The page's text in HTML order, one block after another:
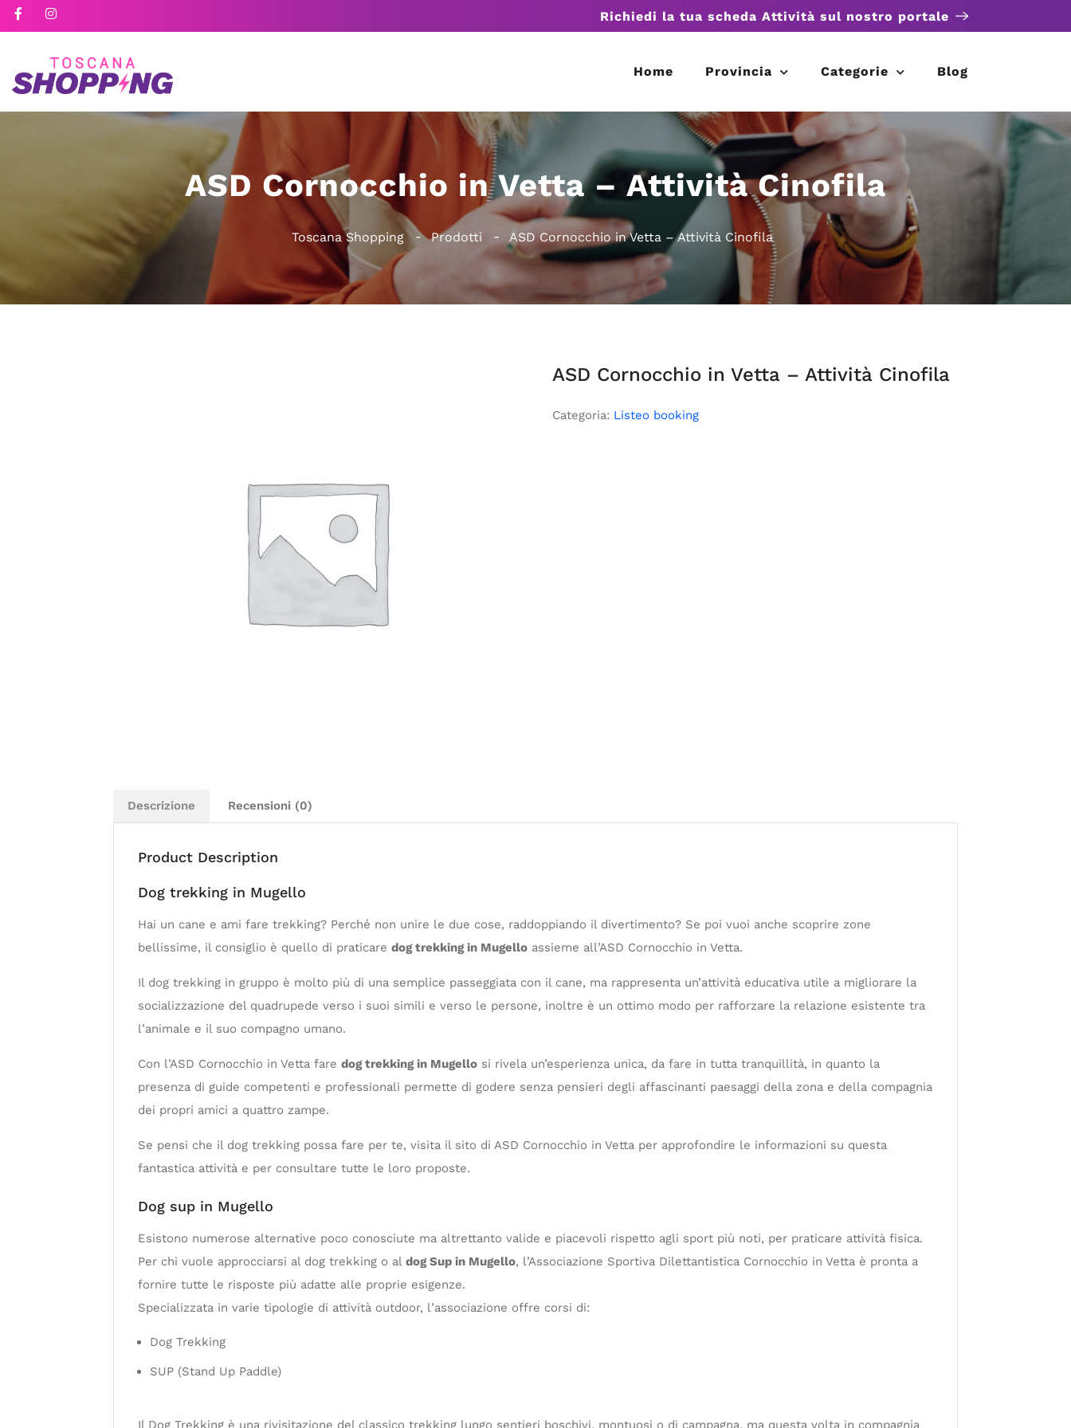
Richiedi la tua scheda Attività sul nostro portale
Home Provincia Categorie Blog
ASD Cornocchio in Vetta – Attività Cinofila
Toscana Shopping Prodotti ASD Cornocchio in Vetta – Attività Cinofila
ASD Cornocchio in Vetta – Attività Cinofila
Categoria: Listeo booking
Descrizione Recensioni (0)
Product Description
Dog trekking in Mugello
Hai un cane e ami fare trekking? Perché non unire le due cose, raddoppiando il divertimento? Se poi vuoi anche scoprire zone
bellissime, il consiglio è quello di praticare dog trekking in Mugello assieme all’ASD Cornocchio in Vetta.
Il dog trekking in gruppo è molto più di una semplice passeggiata con il cane, ma rappresenta un’attività educativa utile a migliorare la
socializzazione del quadrupede verso i suoi simili e verso le persone, inoltre è un ottimo modo per rafforzare la relazione esistente tra
l’animale e il suo compagno umano.
Con l’ASD Cornocchio in Vetta fare dog trekking in Mugello si rivela un’esperienza unica, da fare in tutta tranquillità, in quanto la
presenza di guide competenti e professionali permette di godere senza pensieri degli affascinanti paesaggi della zona e della compagnia
dei propri amici a quattro zampe.
Se pensi che il dog trekking possa fare per te, visita il sito di ASD Cornocchio in Vetta per approfondire le informazioni su questa
fantastica attività e per consultare tutte le loro proposte.
Dog sup in Mugello
Esistono numerose alternative poco conosciute ma altrettanto valide e piacevoli rispetto agli sport più noti, per praticare attività fisica.
Per chi vuole approcciarsi al dog trekking o al dog Sup in Mugello, l’Associazione Sportiva Dilettantistica Cornocchio in Vetta è pronta a
fornire tutte le risposte più adatte alle proprie esigenze.
Specializzata in varie tipologie di attività outdoor, l’associazione offre corsi di:
Dog Trekking
SUP (Stand Up Paddle)
Il Dog Trekking è una rivisitazione del classico trekking lungo sentieri boschivi, montuosi o di campagna, ma questa volta in compagnia